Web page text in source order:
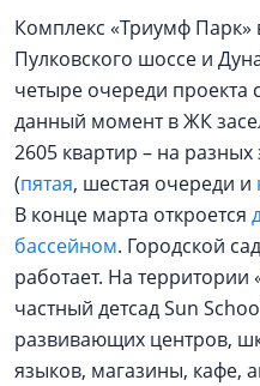
Комплекс «Триумф Парк»
Пулковского шоссе и
четыре очереди проекта
данный момент в ЖК
2605 квартир – на разных
(пятая, шестая очереди и
В конце марта откроется
бассейном. Городской
работает. На территории
частный детсад Sun
развивающих центров,
языков, магазины, кафе,